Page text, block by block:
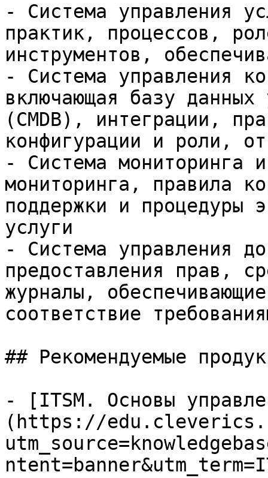
- Система управления
практик, процессов,
инструментов,
- Система управления
включающая базу данных
(CMDB), интеграции,
конфигурации и роли,
- Система мониторинга
мониторинга, правила
поддержки и процедуры
услуги
- Система управления
предоставления прав,
журналы,
соответствие
## Рекомендуемые
- [ITSM. Основы
(https://